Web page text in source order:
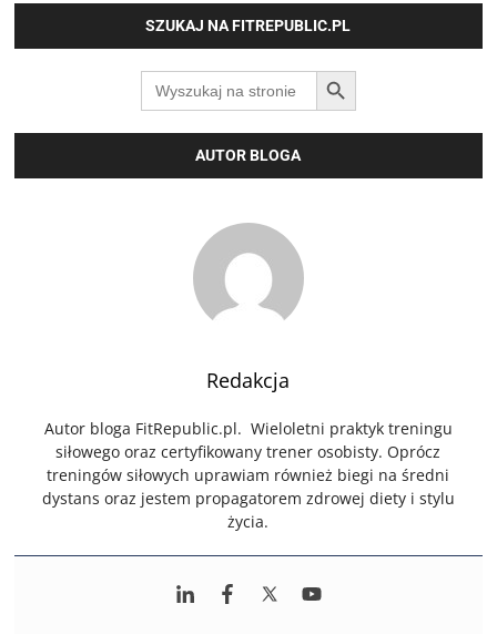
SZUKAJ NA FITREPUBLIC.PL
Search
for:
SEARCH BUTTON
AUTOR BLOGA
Redakcja
Autor bloga FitRepublic.pl. Wieloletni praktyk treningu
siłowego oraz certyfikowany trener osobisty. Oprócz
treningów siłowych uprawiam również biegi na średni
dystans oraz jestem propagatorem zdrowej diety i stylu
życia.